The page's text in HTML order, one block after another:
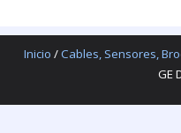
Inicio /Cables, Sensores,
GE